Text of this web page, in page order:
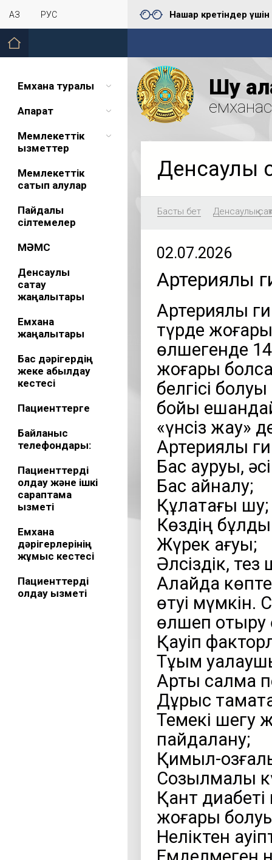
ҚАЗ РУС Нашар көретіндер үшін
Емхана туралы
Ақпарат
Мемлекеттік
қызметтер
Мемлекеттік
сатып алулар
Пайдалы
сілтемелер
МӘМС
Денсаулық
сақтау
жаңалықтары
Емхана
жаңалықтары
Бас дәрігердің
жеке қабылдау
кестесі
Пациенттерге
Байланыс
телефондары:
Пациенттерді
қолдау және ішкі
сараптама
қызметі
Емхана
дәрігерлерінің
жұмыс кестесі
Пациенттерді
қолдау қызметі
Шу
Денсаулық
Басты бет Денсаулық
02.07.2026
Артериялық
Артериялық
түрде
өлшегенде
жоғары
белгісі
бойы
«үнсіз жау»
Артериялық
Бас ауруы,
Бас айналу;
Құлақтағы шу;
Көздің
Жүрек қағуы;
Әлсіздік,
Алайда
өтуі мүмкін.
өлшеп
Қауіп
Тұқым
Артық салмақ
Дұрыс
Темекі шегу
пайдалану;
Қимыл-
Созылмалы
Қант диабеті
жоғары
Неліктен